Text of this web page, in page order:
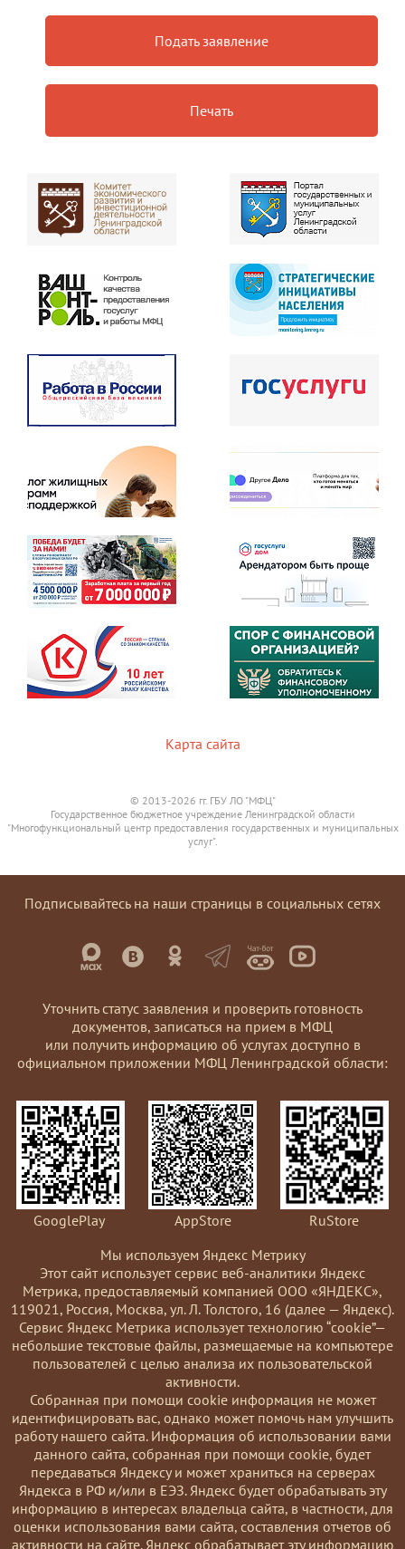
Подать заявление
Печать
Карта сайта
© 2013-2026 гг. ГБУ ЛО "МФЦ"
Государственное бюджетное учреждение Ленинградской области
"Многофункциональный центр предоставления государственных и муниципальных
услуг".
Подписывайтесь на наши страницы в социальных сетях
Уточнить статус заявления и проверить готовность
документов, записаться на прием в МФЦ
или получить информацию об услугах доступно в
официальном приложении МФЦ Ленинградской области:
GooglePlay AppStore
RuStore
Мы используем Яндекс Метрику
Этот сайт использует сервис веб-аналитики Яндекс
Метрика, предоставляемый компанией ООО «ЯНДЕКС»,
119021, Россия, Москва, ул. Л. Толстого, 16 (далее — Яндекс).
Сервис Яндекс Метрика использует технологию “cookie”—
небольшие текстовые файлы, размещаемые на компьютере
пользователей с целью анализа их пользовательской
активности.
Coбранная при помощи cookie информация не может
идентифицировать вас, однако может помочь нам улучшить
работу нашего сайта. Информация об использовании вами
данного сайта, собранная при помощи cookie, будет
передаваться Яндексу и может храниться на серверах
Яндекса в РФ и/или в ЕЭЗ. Яндекс будет обрабатывать эту
информацию в интересах владельца сайта, в частности, для
оценки использования вами сайта, составления отчетов об
активности на сайте. Яндекс обрабатывает эту информацию